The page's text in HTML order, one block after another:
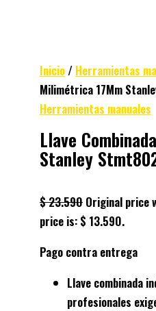
Inicio/ Herramientas
Milimétrica 17Mm
Herramientas manuales
Llave
Stanley
$23.590 Original price
price is: $ 13.590.
Pago contra entrega
Llave combinada
profesionales